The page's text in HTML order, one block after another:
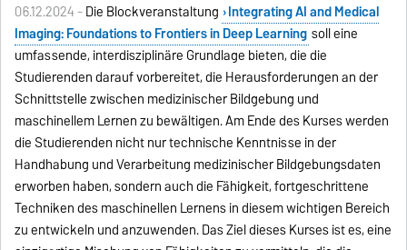
06.12.2024 -Die Blockveranstaltung Integrating AI and Medical
Imaging: Foundations to Frontiers in Deep Learning soll eine
umfassende, interdisziplinäre Grundlage bieten, die die
Studierenden darauf vorbereitet, die Herausforderungen an der
Schnittstelle zwischen medizinischer Bildgebung und
maschinellem Lernen zu bewältigen. Am Ende des Kurses werden
die Studierenden nicht nur technische Kenntnisse in der
Handhabung und Verarbeitung medizinischer Bildgebungsdaten
erworben haben, sondern auch die Fähigkeit, fortgeschrittene
Techniken des maschinellen Lernens in diesem wichtigen Bereich
zu entwickeln und anzuwenden. Das Ziel dieses Kurses ist es, eine